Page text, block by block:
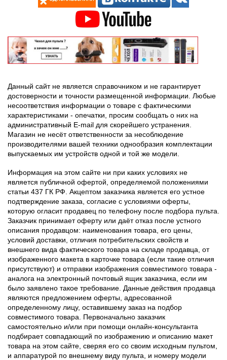
Данный сайт не является справочником и не гарантирует
достоверности и точности размещенной информации. Любые
несоответствия информации о товаре с фактическими
характеристиками - опечатки, просим сообщать о них на
административный E-mail для скорейшего устранения.
Магазин не несёт ответственности за несоблюдение
производителями вашей техники однообразия комплектации
выпускаемых им устройств одной и той же модели.
Информация на этом сайте ни при каких условиях не
является публичной офертой, определяемой положениями
статьи 437 ГК РФ. Акцептом заказчика является его устное
подтверждение заказа, согласие с условиями оферты,
которую огласит продавец по телефону после подбора пульта.
Заказчик принимает оферту или даёт отказ после устного
описания продавцом: наименования товара, его цены,
условий доставки, отличия потребительских свойств и
внешнего вида фактического товара на складе продавца, от
изображенного макета в карточке товара (если такие отличия
присутствуют) и отправки изображения совместимого товара -
аналога на электронный почтовый ящик заказчика, если им
было заявлено такое требование. Данные действия продавца
являются предложением оферты, адресованной
определенному лицу, оставившему заказ на подбор
совместимого товара. Первоначально заказчик
самостоятельно и/или при помощи онлайн-консультанта
подбирает совпадающий по изображению и описанию макет
товара на этом сайте, сверяя его со своим исходным пультом,
и аппаратурой по внешнему виду пульта, и номеру модели